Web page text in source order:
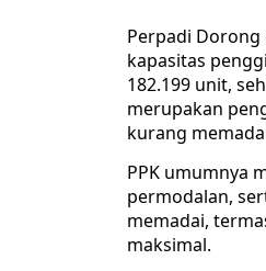
Perpadi
kapasitas
182.199 unit,
merupakan
kurang
PPK umumnya
permodalan,
memadai,
maksimal.